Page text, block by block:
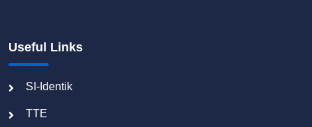
Useful Links
SI-Identik
TTE